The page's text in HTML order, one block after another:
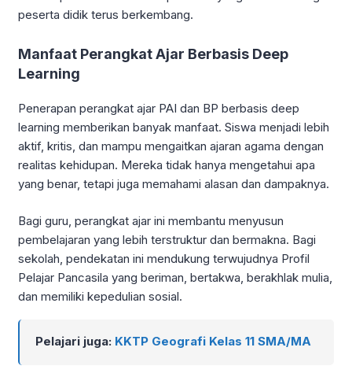
peserta didik terus berkembang.
Manfaat Perangkat Ajar Berbasis Deep
Learning
Penerapan perangkat ajar PAI dan BP berbasis deep
learning memberikan banyak manfaat. Siswa menjadi lebih
aktif, kritis, dan mampu mengaitkan ajaran agama dengan
realitas kehidupan. Mereka tidak hanya mengetahui apa
yang benar, tetapi juga memahami alasan dan dampaknya.
Bagi guru, perangkat ajar ini membantu menyusun
pembelajaran yang lebih terstruktur dan bermakna. Bagi
sekolah, pendekatan ini mendukung terwujudnya Profil
Pelajar Pancasila yang beriman, bertakwa, berakhlak mulia,
dan memiliki kepedulian sosial.
Pelajari juga: KKTP Geografi Kelas 11 SMA/MA